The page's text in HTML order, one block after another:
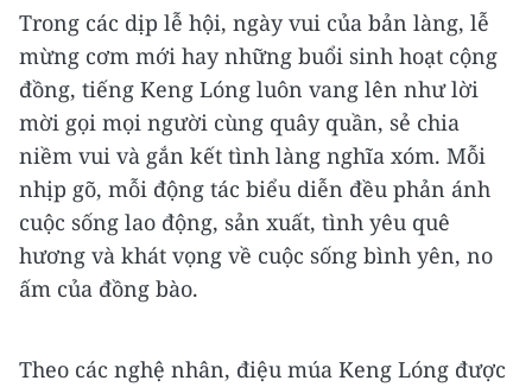
Trong các dịp lễ hội, ngày vui của bản làng, lễ
mừng cơm mới hay những buổi sinh hoạt cộng
đồng, tiếng Keng Lóng luôn vang lên như lời
mời gọi mọi người cùng quây quần, sẻ chia
niềm vui và gắn kết tình làng nghĩa xóm. Mỗi
nhịp gõ, mỗi động tác biểu diễn đều phản ánh
cuộc sống lao động, sản xuất, tình yêu quê
hương và khát vọng về cuộc sống bình yên, no
ấm của đồng bào.
Theo các nghệ nhân, điệu múa Keng Lóng được